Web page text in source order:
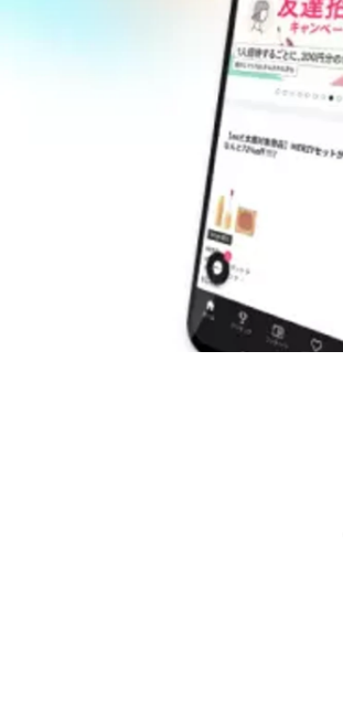
Marina Watanabe
ノイン株式会社 / 管理部 人事チーム 兼 総務チーム 責任者